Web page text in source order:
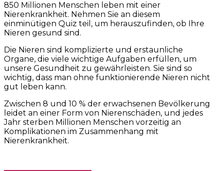
850 Millionen Menschen leben mit einer
Nierenkrankheit. Nehmen Sie an diesem
einminütigen Quiz teil, um herauszufinden, ob Ihre
Nieren gesund sind.
Die Nieren sind komplizierte und erstaunliche
Organe, die viele wichtige Aufgaben erfüllen, um
unsere Gesundheit zu gewährleisten. Sie sind so
wichtig, dass man ohne funktionierende Nieren nicht
gut leben kann.
Zwischen 8 und 10 % der erwachsenen Bevölkerung
leidet an einer Form von Nierenschäden, und jedes
Jahr sterben Millionen Menschen vorzeitig an
Komplikationen im Zusammenhang mit
Nierenkrankheit.